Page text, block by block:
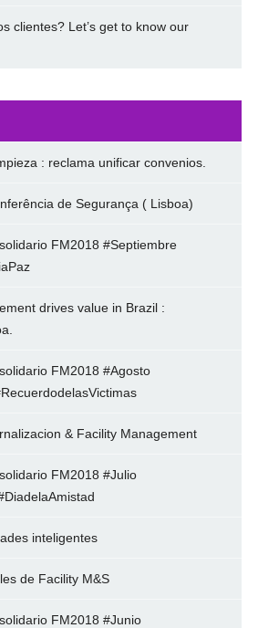
clientes? Let’s get to know our
: reclama unificar convenios.
de Segurança ( Lisboa)
FM2018 #Septiembre
drives value in Brazil :
FM2018 #Agosto
& Facility Management
FM2018 #Julio
inteligentes
de Facility M&S
FM2018 #Junio